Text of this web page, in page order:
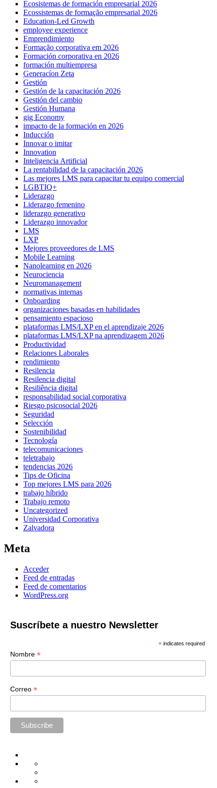
Ecosistemas de formación empresarial 2026
Ecossistemas de formação empresarial 2026
Education-Led Growth
employee experience
Emprendimiento
Formação corporativa em 2026
Formación corporativa en 2026
formación multiempresa
Generacíon Zeta
Gestión
Gestión de la capacitación 2026
Gestión del cambio
Gestión Humana
gig Economy
impacto de la formación en 2026
Inducción
Innovar o imitar
Innovation
Inteligencia Artificial
La rentabilidad de la capacitación 2026
Las mejores LMS para capacitar tu equipo comercial
LGBTIQ+
Liderazgo
Liderazgo femenino
liderazgo generativo
Liderazgo innovador
LMS
LXP
Mejores proveedores de LMS
Mobile Learning
Nanolearning en 2026
Neurociencia
Neuromanagement
normativas internas
Onboarding
organizaciones basadas en habilidades
pensamiento espacioso
plataformas LMS/LXP en el aprendizaje 2026
plataformas LMS/LXP na aprendizagem 2026
Productividad
Relaciones Laborales
rendimiento
Resilencia
Resilencia digital
Resiliência digital
responsabilidad social corporativa
Riesgo psicosocial 2026
Seguridad
Selección
Sostenibilidad
Tecnología
telecomunicaciones
teletrabajo
tendencias 2026
Tips de Oficina
Top mejores LMS para 2026
trabajo híbrido
Trabajo remoto
Uncategorized
Universidad Corporativa
Zalvadora
Meta
Acceder
Feed de entradas
Feed de comentarios
WordPress.org
Suscríbete a nuestro Newsletter
* indicates required
Nombre *
Correo *
Administración
Capacitación